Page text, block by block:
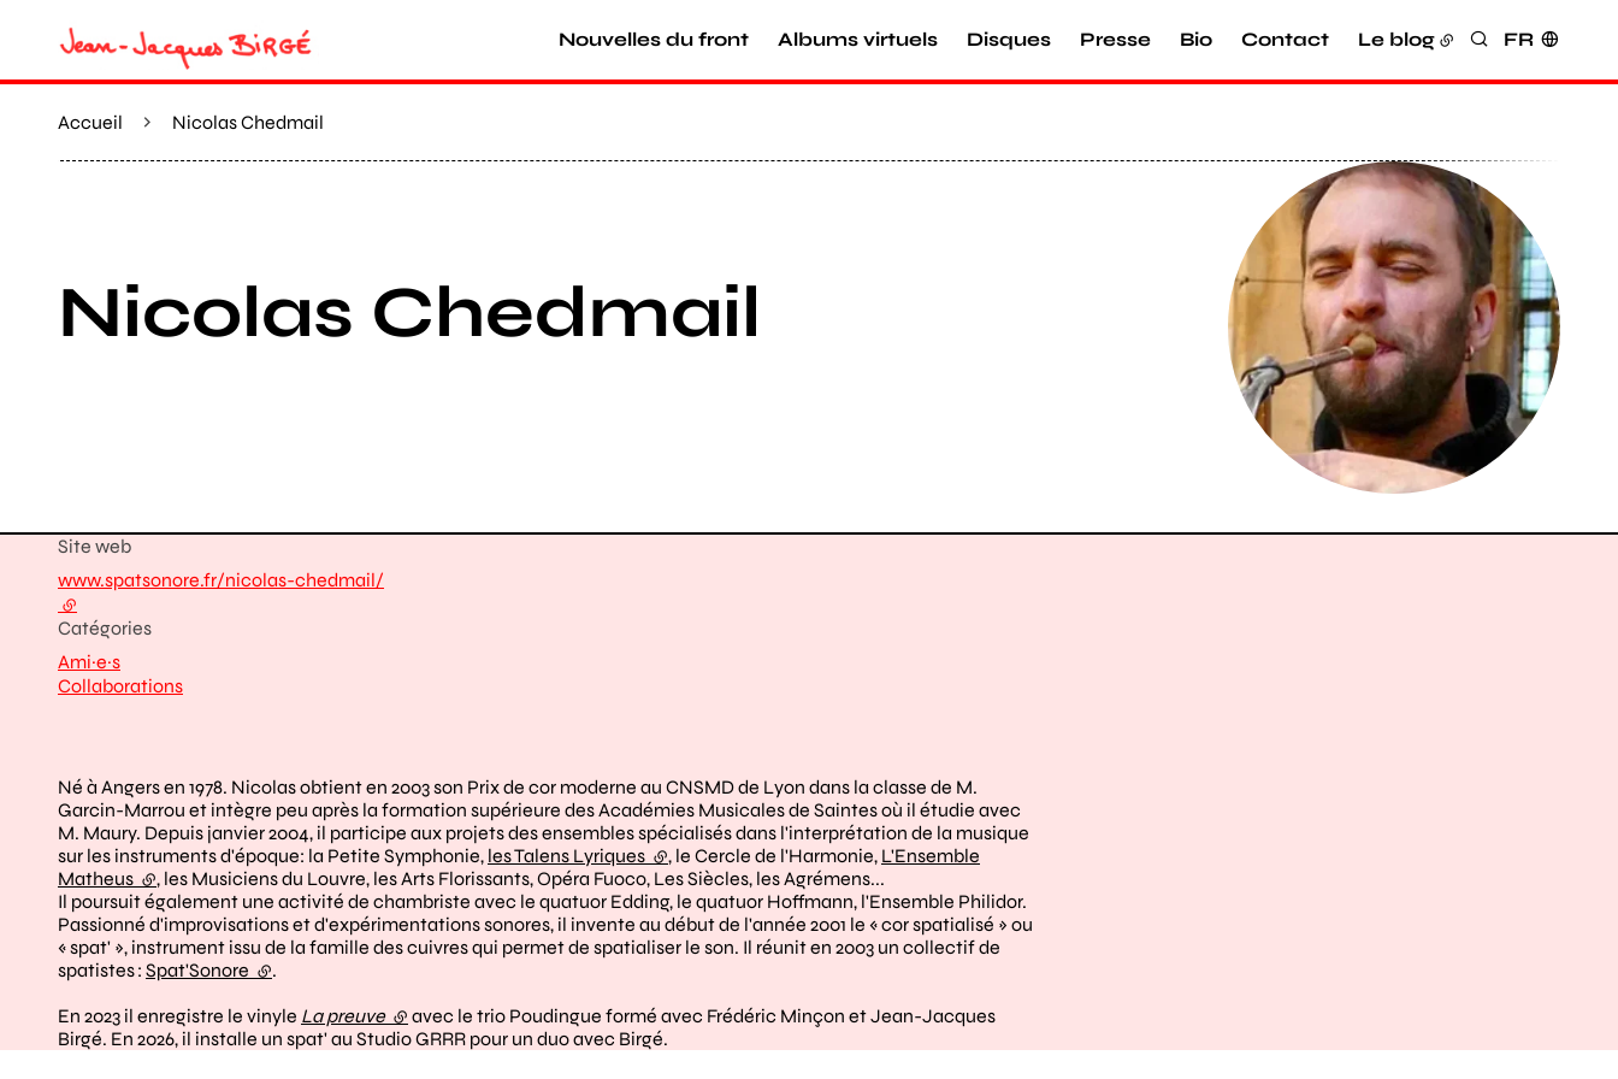
Nouvelles du front Albums virtuels Disques Presse Bio Contact Le blog Rechercher
FR
Accueil Nicolas Chedmail
Nicolas Chedmail
Catégories
Ami·e·s
Collaborations
Site web
www.spatsonore.fr/nicolas-chedmail/
- lien externe
Né à Angers en 1978. Nicolas obtient en 2003 son Prix de cor moderne au CNSMD de Lyon dans la classe de M.
Garcin-Marrou et intègre peu après la formation supérieure des Académies Musicales de Saintes où il étudie avec
M. Maury. Depuis janvier 2004, il participe aux projets des ensembles spécialisés dans l'interprétation de la musique
sur les instruments d'époque: la Petite Symphonie, les Talens Lyriques (lien externe)
, le Cercle de l'Harmonie, L'Ensemble
Matheus (lien externe)
, les Musiciens du Louvre, les Arts Florissants, Opéra Fuoco, Les Siècles, les Agrémens...
Il poursuit également une activité de chambriste avec le quatuor Edding, le quatuor Hoffmann, l'Ensemble Philidor.
Passionné d'improvisations et d'expérimentations sonores, il invente au début de l'année 2001 le « cor spatialisé » ou
« spat' », instrument issu de la famille des cuivres qui permet de spatialiser le son. Il réunit en 2003 un collectif de
spatistes : Spat'Sonore (lien externe)
.
En 2023 il enregistre le vinyle La preuve (lien externe)
avec le trio Poudingue formé avec Frédéric Minçon et Jean-Jacques
Birgé. En 2026, il installe un spat' au Studio GRRR pour un duo avec Birgé.